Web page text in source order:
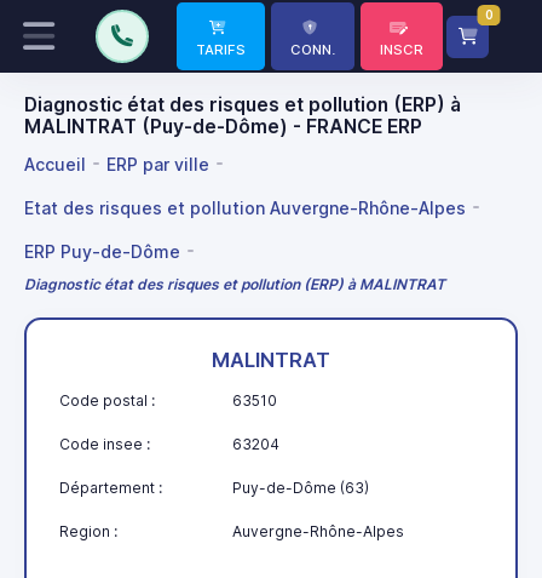
TARIFS CONN. INSCR
0
Diagnostic état des risques et pollution (ERP) à
MALINTRAT (Puy-de-Dôme) - FRANCE ERP
Accueil ERP par ville
Etat des risques et pollution Auvergne-Rhône-Alpes
ERP Puy-de-Dôme
Diagnostic état des risques et pollution (ERP) à MALINTRAT
MALINTRAT
Code postal : 63510
Code insee : 63204
Département : Puy-de-Dôme (63)
Region : Auvergne-Rhône-Alpes